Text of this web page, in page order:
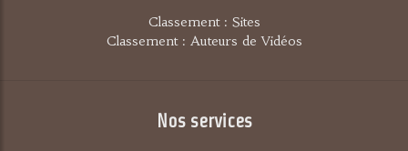
Classement : Sites
Classement : Auteurs de Vidéos
Nos services